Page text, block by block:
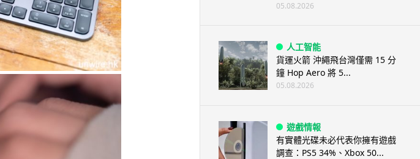
05.08.2026
人工智能
貨運火箭 沖繩飛台灣僅需 15 分
鐘 Hop Aero 將 5...
05.08.2026
遊戲情報
有實體光碟未必代表你擁有遊戲
調查：PS5 34%、Xbox 50...